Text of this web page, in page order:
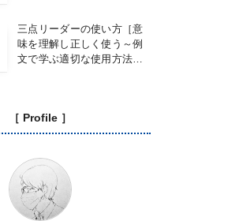
三点リーダーの使い方［意
味を理解し正しく使う～例
文で学ぶ適切な使用方法
［ Profile ］